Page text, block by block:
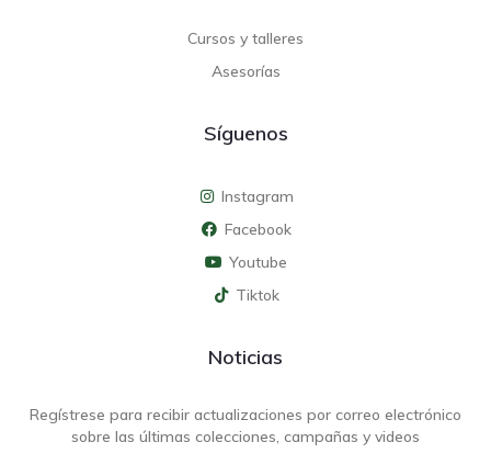
Cursos y talleres
Asesorías
Síguenos
Instagram
Facebook
Youtube
Tiktok
Noticias
Regístrese para recibir actualizaciones por correo electrónico
sobre las últimas colecciones, campañas y videos